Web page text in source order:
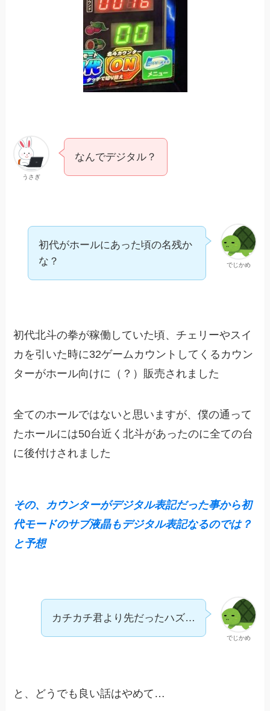
うさぎ
なんでデジタル？
でじかめ
初代がホールにあった頃の名残か
な？
初代北斗の拳が稼働していた頃、チェリーやスイ
カを引いた時に32ゲームカウントしてくるカウン
ターがホール向けに（？）販売されました
全てのホールではないと思いますが、僕の通って
たホールには50台近く北斗があったのに全ての台
に後付けされました
その、カウンターがデジタル表記だった事から初
代モードのサブ液晶もデジタル表記なるのでは？
と予想
でじかめ
カチカチ君より先だったハズ…
と、どうでも良い話はやめて…